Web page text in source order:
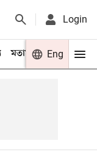
Login
মতামত খেলা
Eng